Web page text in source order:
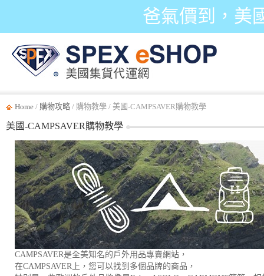
爸氣價到，美
Home / 購物攻略 / 購物教學 / 美國-CAMPSAVER購物教學
美國-CAMPSAVER購物教學
CAMPSAVER是全美知名的戶外用品專賣網站，
在CAMPSAVER上，您可以找到多個品牌的商品，